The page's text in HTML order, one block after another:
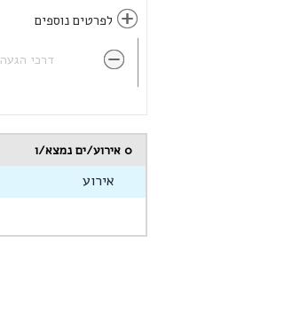
לפרטים נוספים
דרכי הגעה
0 אירוע/ים נמצא/ו
אירוע